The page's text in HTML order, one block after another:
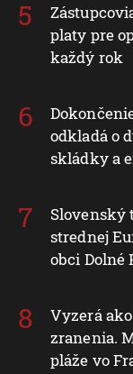
platy pre
každý rok
odkladá o
skládky a
Slovenský
strednej
obci Dolné
Vyzerá
zranenia.
pláže vo